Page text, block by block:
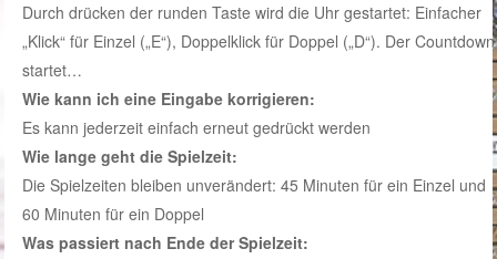
Durch drücken der runden Taste wird die Uhr gestartet: Einfacher
„Klick“ für Einzel („E“), Doppelklick für Doppel („D“). Der Countdown
startet…
Wie kann ich eine Eingabe korrigieren:
Es kann jederzeit einfach erneut gedrückt werden
Wie lange geht die Spielzeit:
Die Spielzeiten bleiben unverändert: 45 Minuten für ein Einzel und
60 Minuten für ein Doppel
Was passiert nach Ende der Spielzeit: